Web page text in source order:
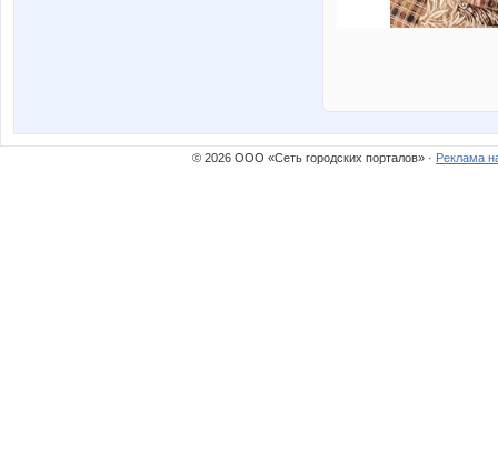
© 2026 ООО «Сеть городских порталов» · Реклама